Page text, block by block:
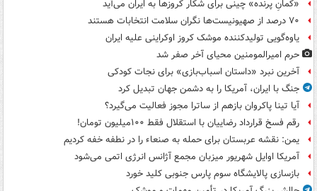
«کمانِ پرنده» چینی برای شکار کروزها به ایران می‌آید
۷۰ درصد از صهیونیست‌ها نگران سلامت انتخابات هستند
یاوه‌گویی تولیدکننده موشک کروز اوکراینی علیه ایران
حرم امیرالمومنین محیای آخر صفر شد
آخرین نبرد «داستان اسباب‌بازی» برای نجات کودکی
جنگ با ایران، آمریکا را به دشمن جهان تبدیل کرد
آیا تینا پاکروان بازهم از ساترا مجوز فعالیت می‌گیرد؟
رقم فسخ قرارداد رضاییان با استقلال فقط ۱۰۰میلیون تومان!
یمن: نقشه عربستان برای حمله به صنعاء را در نطفه خفه کردیم
آمریکا اوایل شهریور میزبان مجمع آژانس انرژی اتمی می‌شود
بازسازی پالایشگاه سوم پارس جنوبی کلید خورد